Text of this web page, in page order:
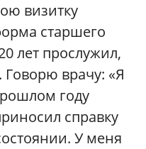
визитку
старшего
лет прослужил,
врачу: «Я
году
справку
У меня